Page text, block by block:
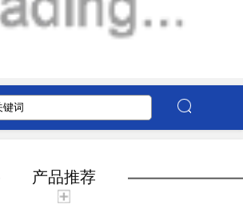
产品推荐